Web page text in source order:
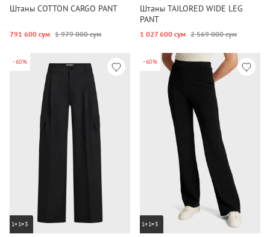
Штаны COTTON CARGO PANT
791 600 сум 1 979 000 сум
Штаны TAILORED WIDE LEG
PANT
1 027 600 сум 2 569 000 сум
-60%
1+1=3
-60%
1+1=3